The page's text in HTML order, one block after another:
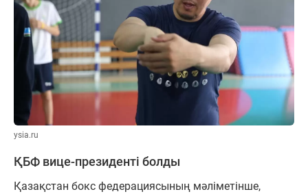
ysia.ru
ҚБФ вице-президенті болды
Қазақстан бокс федерациясының мәліметінше,